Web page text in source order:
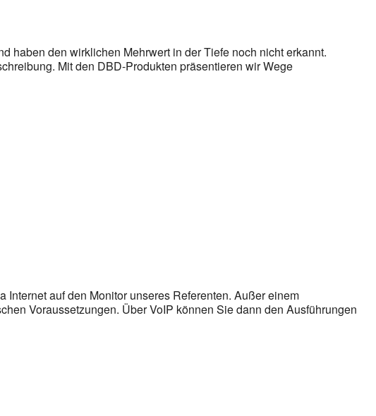
haben den wirklichen Mehrwert in der Tiefe noch nicht erkannt.
Mit den DBD-Produkten präsentieren wir Wege
auf den Monitor unseres Referenten. Außer einem
Voraussetzungen. Über VoIP können Sie dann den Ausführungen